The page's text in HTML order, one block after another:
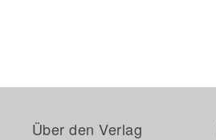
Über den Verlag